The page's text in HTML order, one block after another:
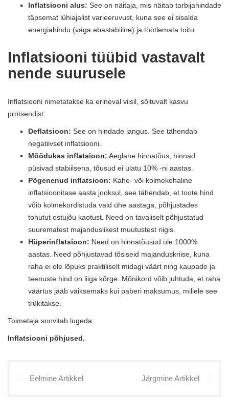
Inflatsiooni alus: See on näitaja, mis näitab tarbijahindade
täpsemat lühiajalist varieeruvust, kuna see ei sisalda
energiahindu (väga ebastabiilne) ja töötlemata toitu.
Inflatsiooni tüübid vastavalt
nende suurusele
Inflatsiooni nimetatakse ka erineval viisil, sõltuvalt kasvu
protsendist:
Deflatsioon: See on hindade langus. See tähendab
negatiivset inflatsiooni.
Mõõdukas inflatsioon: Aeglane hinnatõus, hinnad
püsivad stabiilsena, tõusud ei ulatu 10% -ni aastas.
Põgenenud inflatsioon: Kahe- või kolmekohaline
inflatsioonitase aasta jooksul, see tähendab, et toote hind
võib kolmekordistuda vaid ühe aastaga, põhjustades
tohutut ostujõu kaotust. Need on tavaliselt põhjustatud
suurematest majanduslikest muutustest riigis.
Hüperinflatsioon: Need on hinnatõusud üle 1000%
aastas. Need põhjustavad tõsiseid majanduskriise, kuna
raha ei ole lõpuks praktiliselt midagi väärt ning kaupade ja
teenuste hind on liiga kõrge. Mõnikord võib juhtuda, et raha
väärtus jääb väiksemaks kui paberi maksumus, millele see
trükitakse.
Toimetaja soovitab lugeda:
Inflatsiooni põhjused.
Eelmine Artikkel Järgmine Artikkel